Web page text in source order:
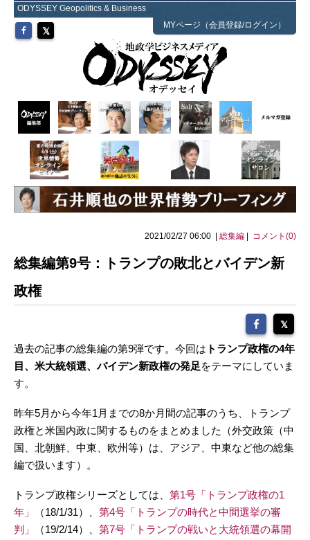
ODYSSEY Geopolitics & Business
MYページ（会員登録/ログイン）
2021/02/27 06:00 | 総集編 コメント(0)
総集編第9号：トランプの敗北とバイデン新
政権
過去の記事の総集編の第9弾です。今回は トランプ政権の4年
目、米大統領選、バイデン新政権の発足をテーマにしていま
す。
昨年5月から今年1月までの8か月間の記事のうち、トランプ
政権と米国内政に関するものをまとめました（外交政策（中
国、北朝鮮、中東、欧州等）は、アジア、中東など他の総集
編で扱います）。
トランプ政権シリーズとしては、 第1号「トランプ政権の1
年」
（18/1/31）、 第4号「トランプの時代と中間選挙の審
判」
（19/2/14）、 第7号「トランプの戦いと大統領選の幕開